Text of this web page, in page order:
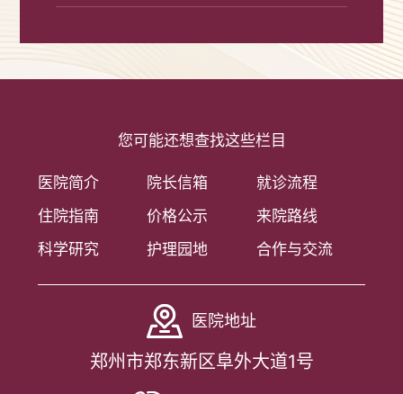
您可能还想查找这些栏目
医院简介 院长信箱
就诊流程
住院指南
价格公示
来院路线
科学研究
护理园地 合作与交流
医院地址
郑州市郑东新区阜外大道1号